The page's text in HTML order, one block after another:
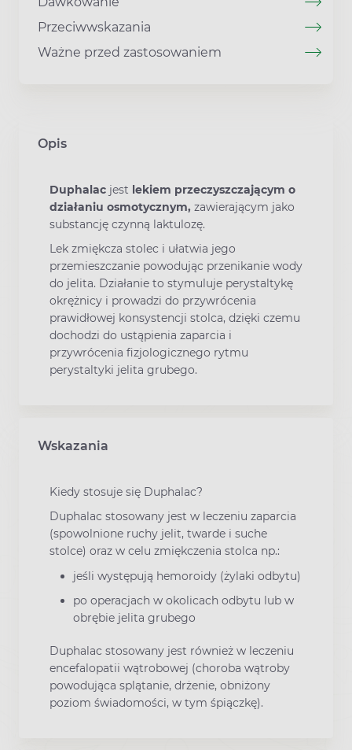
Przeciwwskazania
Ważne przed zastosowaniem
Opis
Duphalac jest lekiem przeczyszczającym o
działaniu osmotycznym, zawierającym jako
substancję czynną laktulozę.
Lek zmiękcza stolec i ułatwia jego
przemieszczanie powodując przenikanie wody
do jelita. Działanie to stymuluje perystaltykę
okrężnicy i prowadzi do przywrócenia
prawidłowej konsystencji stolca, dzięki czemu
dochodzi do ustąpienia zaparcia i
przywrócenia fizjologicznego rytmu
perystaltyki jelita grubego.
Wskazania
Kiedy stosuje się Duphalac?
Duphalac stosowany jest w leczeniu zaparcia
(spowolnione ruchy jelit, twarde i suche
stolce) oraz w celu zmiękczenia stolca np.:
jeśli występują hemoroidy (żylaki odbytu)
po operacjach w okolicach odbytu lub w
obrębie jelita grubego
Duphalac stosowany jest również w leczeniu
encefalopatii wątrobowej (choroba wątroby
powodująca splątanie, drżenie, obniżony
poziom świadomości, w tym śpiączkę).